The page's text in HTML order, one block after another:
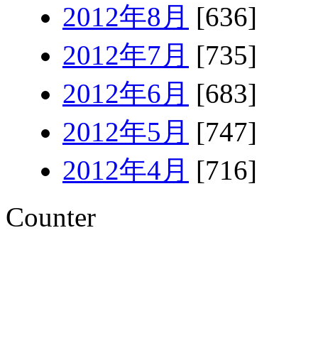
2012年8月 [636]
2012年7月 [735]
2012年6月 [683]
2012年5月 [747]
2012年4月 [716]
Counter